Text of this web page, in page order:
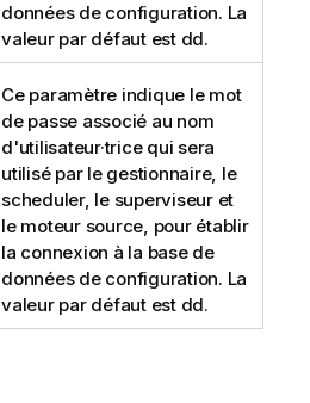
données de configuration. La
valeur par défaut est dd.
Ce paramètre indique le mot
de passe associé au nom
d'utilisateur·trice qui sera
utilisé par le gestionnaire, le
scheduler, le superviseur et
le moteur source, pour établir
la connexion à la base de
données de configuration. La
valeur par défaut est dd.